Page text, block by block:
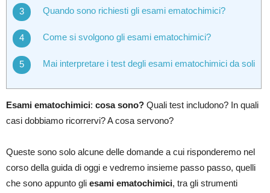
Quando sono richiesti gli esami ematochimici?
Come si svolgono gli esami ematochimici?
Mai interpretare i test degli esami ematochimici da soli
Esami ematochimici: cosa sono? Quali test includono? In quali
casi dobbiamo ricorrervi? A cosa servono?
Queste sono solo alcune delle domande a cui risponderemo nel
corso della guida di oggi e vedremo insieme passo passo, quelli
che sono appunto gli esami ematochimici, tra gli strumenti